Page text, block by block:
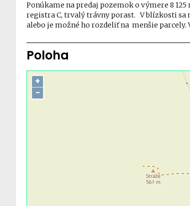
Ponúkame na predaj pozemok o výmere 8 125
registra C, trvalý trávny porast. V blízkosti sa
alebo je možné ho rozdeliť na menšie parcely.
Poloha
+
−